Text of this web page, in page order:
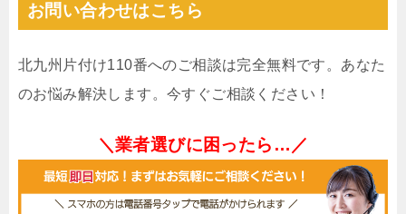
お問い合わせはこちら
北九州片付け110番へのご相談は完全無料です。あなた
のお悩み解決します。今すぐご相談ください！
＼業者選びに困ったら…／